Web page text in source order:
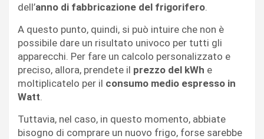
dell’anno di fabbricazione del frigorifero.
A questo punto, quindi, si può intuire che non è
possibile dare un risultato univoco per tutti gli
apparecchi. Per fare un calcolo personalizzato e
preciso, allora, prendete il prezzo del kWh e
moltiplicatelo per il consumo medio espresso in
Watt.
Tuttavia, nel caso, in questo momento, abbiate
bisogno di comprare un nuovo frigo, forse sarebbe